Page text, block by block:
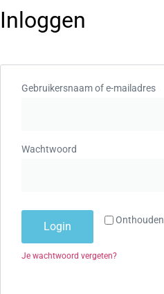
Inloggen
Gebruikersnaam of e-mailadres
Wachtwoord
Onthouden
Login
Je wachtwoord vergeten?